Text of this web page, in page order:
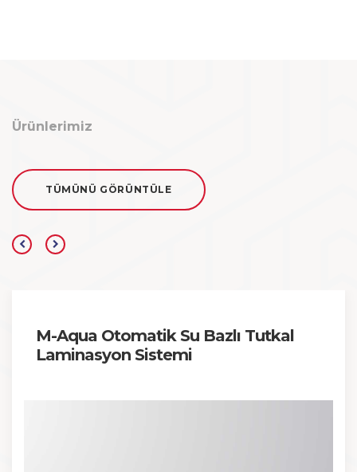
Ürünlerimiz
TÜMÜNÜ GÖRÜNTÜLE
M-Aqua Otomatik Su Bazlı Tutkal
Laminasyon Sistemi